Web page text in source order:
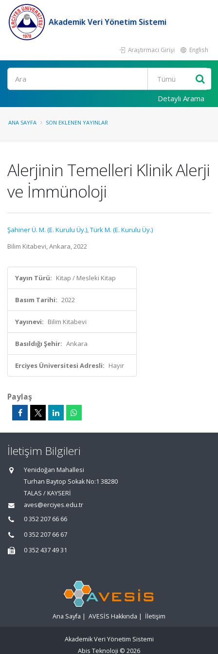
Akademik Veri Yönetim Sistemi
Araştırmacı Girişi English
Ara
Detaylı Arama
ANA SAYFA SON EKLENEN YAYINLAR
Alerjinin Temelleri Klinik Alerji
ve İmmünoloji
Şahiner Ü. M. (E. Kurulu Üy.),Türk M. (E. Kurulu Üy.)
Bilim Kitabevi, Ankara, 2022
Yayın Türü: Kitap / Mesleki Kitap
Basım Tarihi: 2022
Yayınevi: Bilim Kitabevi
Basıldığı Şehir: Ankara
Erciyes Üniversitesi Adresli: Hayır
Paylaş
İletişim Bilgileri
Yenidoğan Mahallesi
Turhan Baytop Sokak No:1 38280
TALAS / KAYSERİ
aves@erciyes.edu.tr
0 352 207 66 66
0 352 207 66 67
0 352 437 49 31
Ana Sayfa | AVESİS Hakkında | İletişim
Akademik Veri Yönetim Sistemi
Abis Teknoloji © 2026